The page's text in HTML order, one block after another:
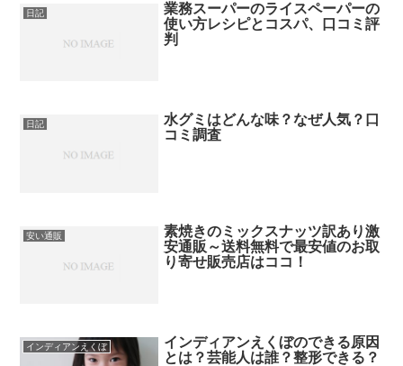
日記
業務スーパーのライスペーパーの
使い方レシピとコスパ、口コミ評
判
日記
水グミはどんな味？なぜ人気？口
コミ調査
安い通販
素焼きのミックスナッツ訳あり激
安通販～送料無料で最安値のお取
り寄せ販売店はココ！
インディアンえくぼ
インディアンえくぼのできる原因
とは？芸能人は誰？整形できる？